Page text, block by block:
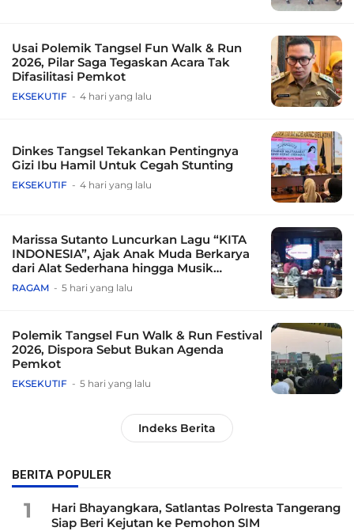
Usai Polemik Tangsel Fun Walk & Run
2026, Pilar Saga Tegaskan Acara Tak
Difasilitasi Pemkot
EKSEKUTIF 4 hari yang lalu
Dinkes Tangsel Tekankan Pentingnya
Gizi Ibu Hamil Untuk Cegah Stunting
EKSEKUTIF 4 hari yang lalu
Marissa Sutanto Luncurkan Lagu “KITA
INDONESIA”, Ajak Anak Muda Berkarya
dari Alat Sederhana hingga Musik
Tradisional
RAGAM 5 hari yang lalu
Polemik Tangsel Fun Walk & Run Festival
2026, Dispora Sebut Bukan Agenda
Pemkot
EKSEKUTIF 5 hari yang lalu
Indeks Berita
BERITA POPULER
1
Hari Bhayangkara, Satlantas Polresta Tangerang
Siap Beri Kejutan ke Pemohon SIM